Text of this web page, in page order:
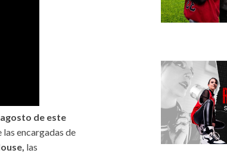
de este
las encargadas de
las